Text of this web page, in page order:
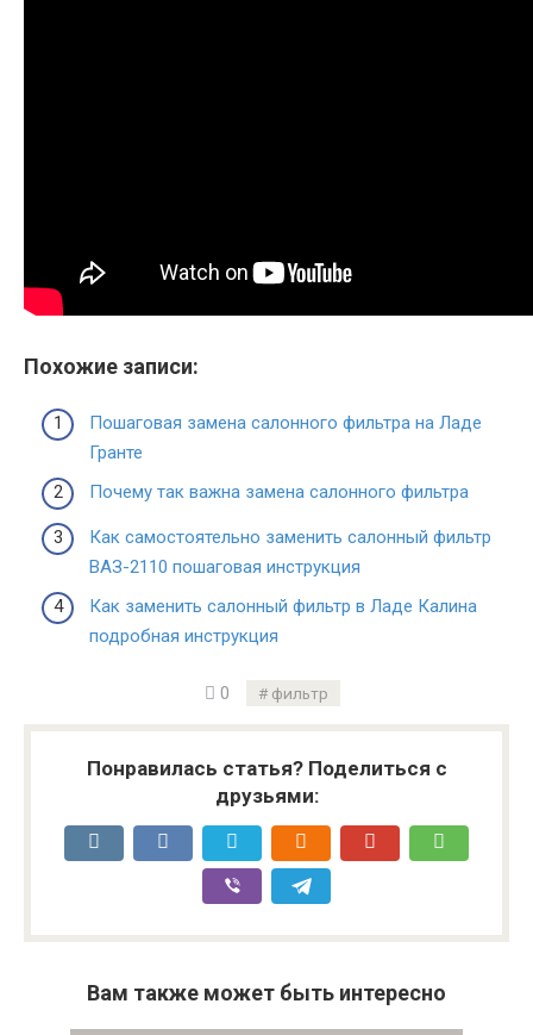
Похожие записи:
Пошаговая замена салонного фильтра на Ладе
Гранте
Почему так важна замена салонного фильтра
Как самостоятельно заменить салонный фильтр
ВАЗ-2110 пошаговая инструкция
Как заменить салонный фильтр в Ладе Калина
подробная инструкция
0 фильтр
Понравилась статья? Поделиться с
друзьями:
Вам также может быть интересно